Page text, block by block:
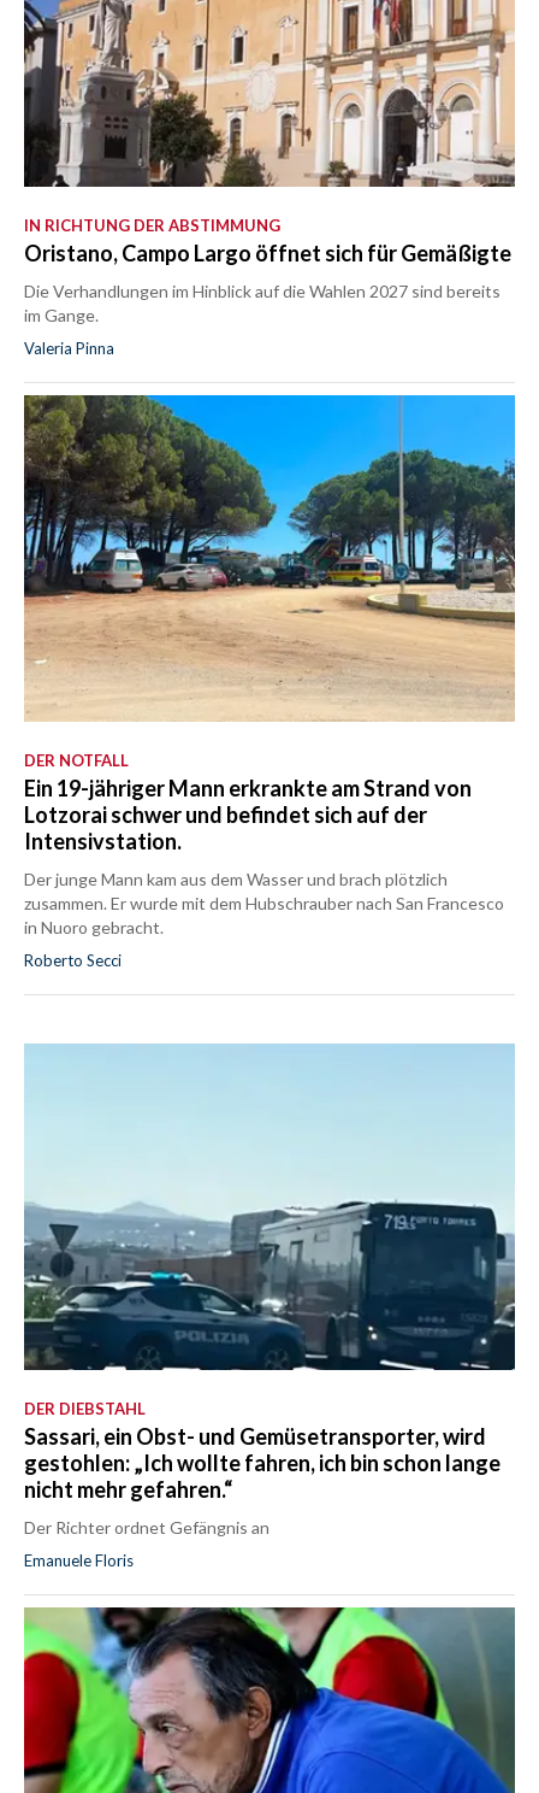
IN RICHTUNG DER ABSTIMMUNG
Oristano, Campo Largo öffnet sich für Gemäßigte
Die Verhandlungen im Hinblick auf die Wahlen 2027 sind bereits
im Gange.
Valeria Pinna
DER NOTFALL
Ein 19-jähriger Mann erkrankte am Strand von
Lotzorai schwer und befindet sich auf der
Intensivstation.
Der junge Mann kam aus dem Wasser und brach plötzlich
zusammen. Er wurde mit dem Hubschrauber nach San Francesco
in Nuoro gebracht.
Roberto Secci
DER DIEBSTAHL
Sassari, ein Obst- und Gemüsetransporter, wird
gestohlen: „Ich wollte fahren, ich bin schon lange
nicht mehr gefahren.“
Der Richter ordnet Gefängnis an
Emanuele Floris